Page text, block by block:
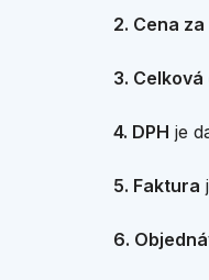
2. Cena
3. Celková
4. DPH je
5. Faktura
6.